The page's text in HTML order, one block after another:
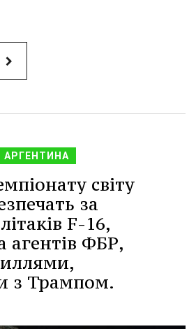
АРГЕНТИНА
світу
за
F-16,
агентів ФБР,
з Трампом.